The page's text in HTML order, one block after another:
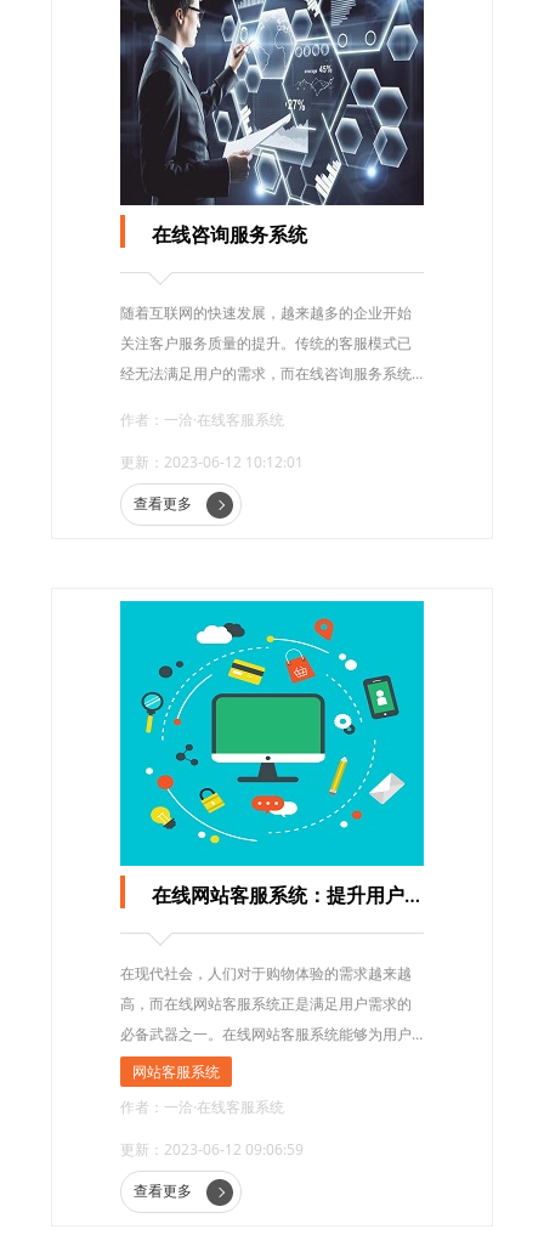
在线咨询服务系统
随着互联网的快速发展，越来越多的企业开始
关注客户服务质量的提升。传统的客服模式已
经无法满足用户的需求，而在线咨询服务系统
作者：一洽·在线客服系统
更新：2023-06-12 10:12:01
查看更多
在线网站客服系统：提升用户体验的必备武器
在现代社会，人们对于购物体验的需求越来越
高，而在线网站客服系统正是满足用户需求的
必备武器之一。在线网站客服系统能够为用户
提供即时的帮助和答复，有效地提升用户对网
网站客服系统
作者：一洽·在线客服系统
更新：2023-06-12 09:06:59
查看更多